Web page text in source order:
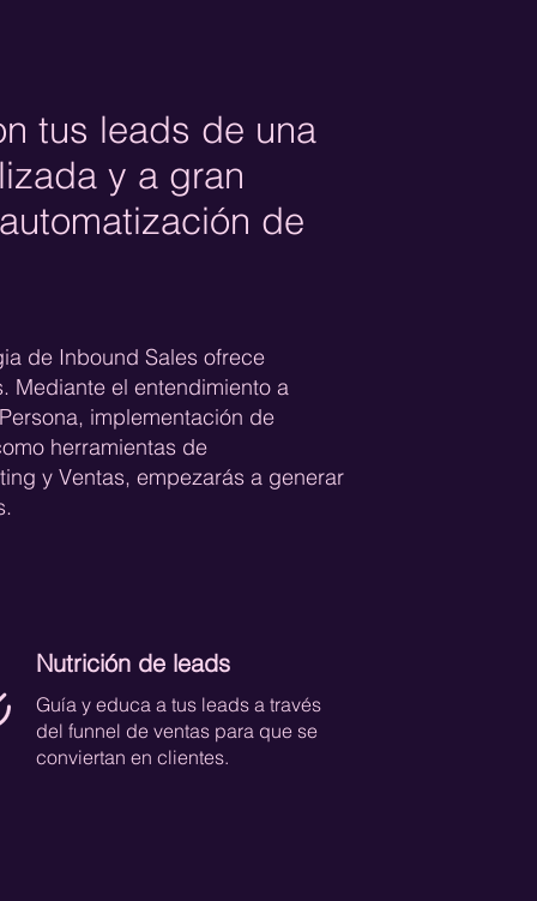
tus leads de una
y a gran
de
de Inbound Sales ofrece
Mediante el entendimiento a
implementación de
herramientas de
y Ventas, empezarás a generar
Nutrición de leads
Guía y educa a tus leads a través
del funnel de ventas para que se
conviertan en clientes.